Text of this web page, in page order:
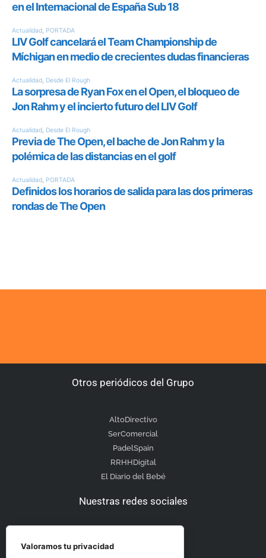
Otros periódicos del Grupo
AltoDirectivo
SerComercial
PadelSpain
RRHHDigital
El Diario del Bebé
Nuestras redes sociales
Valoramos tu privacidad